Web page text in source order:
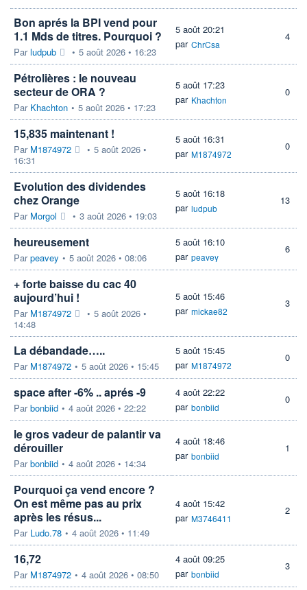
Bon aprés la BPI vend pour
1.1 Mds de titres. Pourquoi ?
Parludpub • 5 août 2026 • 16:23
5 août 20:21
par ChrCsa
4
Pétrolières : le nouveau
secteur de ORA ?
Par Khachton • 5 août 2026 • 17:23
5 août 17:23
par Khachton
0
15,835 maintenant !
Par M1874972 • 5 août 2026 •
16:31
5 août 16:31
par M1874972
0
Evolution des dividendes
chez Orange
Par Morgol • 3 août 2026 • 19:03
5 août 16:18
par ludpub
13
heureusement
Parpeavey • 5 août 2026 • 08:06
5 août 16:10
par peavey
6
+ forte baisse du cac 40
aujourd’hui !
Par M1874972 • 5 août 2026 •
14:48
5 août 15:46
par mickae82
3
La débandade…..
Par M1874972 • 5 août 2026 • 15:45
5 août 15:45
par M1874972
0
space after -6% .. aprés -9
Parbonbiid • 4 août 2026 • 22:22
4 août 22:22
par bonbiid
0
le gros vadeur de palantir va
dérouiller
Parbonbiid • 4 août 2026 • 14:34
4 août 18:46
par bonbiid
1
Pourquoi ça vend encore ?
On est même pas au prix
après les résus...
Par Ludo.78 • 4 août 2026 • 11:49
4 août 15:42
par M3746411
2
16,72
Par M1874972 • 4 août 2026 • 08:50
4 août 09:25
par bonbiid
3